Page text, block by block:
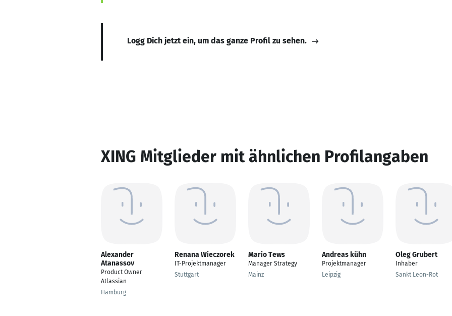
Logg Dich jetzt ein, um das ganze Profil zu sehen.
XING Mitglieder mit ähnlichen Profilangaben
Alexander
Atanassov
Product Owner
Atlassian
Hamburg
Renana Wieczorek
IT-Projektmanager
Stuttgart
Mario Tews
Manager Strategy
Mainz
Andreas kühn
Projektmanager
Leipzig
Oleg Grubert
Inhaber
Sankt Leon-Rot